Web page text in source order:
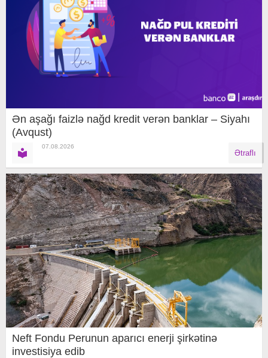
Ən aşağı faizlə nağd kredit verən banklar – Siyahı
(Avqust)
07.08.2026
Ətraflı
Neft Fondu Perunun aparıcı enerji şirkətinə
investisiya edib